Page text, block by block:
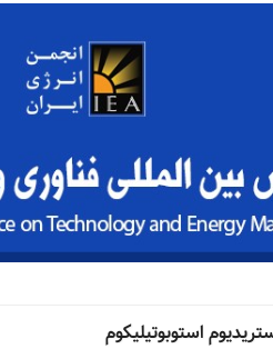
استوبوتیلیکوم